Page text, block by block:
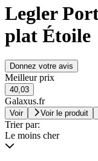
Legler
plat Étoile
Donnez votre avis
Meilleur prix
40,03
Galaxus.fr
Voir Voir le produit
Trier par:
Le moins cher